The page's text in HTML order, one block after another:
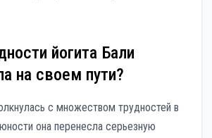
йогита Бали
на своем пути?
с множеством трудностей в
она перенесла серьезную